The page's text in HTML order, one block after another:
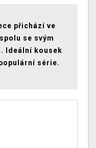
přichází ve
se svým
Ideální kousek
série.